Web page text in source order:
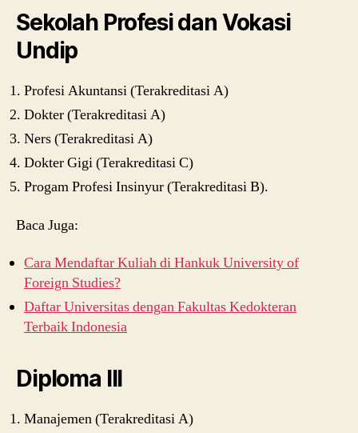
Sekolah Profesi dan Vokasi
Undip
Profesi Akuntansi (Terakreditasi A)
Dokter (Terakreditasi A)
Ners (Terakreditasi A)
Dokter Gigi (Terakreditasi C)
Progam Profesi Insinyur (Terakreditasi B).
Baca Juga:
Cara Mendaftar Kuliah di Hankuk University of
Foreign Studies?
Daftar Universitas dengan Fakultas Kedokteran
Terbaik Indonesia
Diploma III
Manajemen (Terakreditasi A)